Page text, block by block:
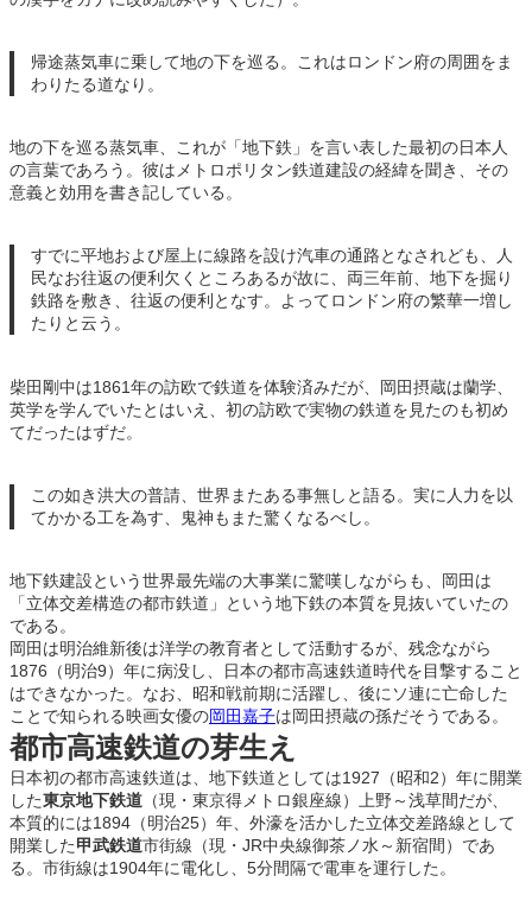
帰途蒸気車に乗して地の下を巡る。これはロンドン府の周囲をま
わりたる道なり。
地の下を巡る蒸気車、これが「地下鉄」を言い表した最初の日本人
の言葉であろう。彼はメトロポリタン鉄道建設の経緯を聞き、その
意義と効用を書き記している。
すでに平地および屋上に線路を設け汽車の通路となされども、人
民なお往返の便利欠くところあるが故に、両三年前、地下を掘り
鉄路を敷き、往返の便利となす。よってロンドン府の繁華一増し
たりと云う。
柴田剛中は1861年の訪欧で鉄道を体験済みだが、岡田摂蔵は蘭学、
英学を学んでいたとはいえ、初の訪欧で実物の鉄道を見たのも初め
てだったはずだ。
この如き洪大の普請、世界またある事無しと語る。実に人力を以
てかかる工を為す、鬼神もまた驚くなるべし。
地下鉄建設という世界最先端の大事業に驚嘆しながらも、岡田は
「立体交差構造の都市鉄道」という地下鉄の本質を見抜いていたの
である。
岡田は明治維新後は洋学の教育者として活動するが、残念ながら
1876（明治9）年に病没し、日本の都市高速鉄道時代を目撃すること
はできなかった。なお、昭和戦前期に活躍し、後にソ連に亡命した
ことで知られる映画女優の岡田嘉子は岡田摂蔵の孫だそうである。
都市高速鉄道の芽生え
日本初の都市高速鉄道は、地下鉄道としては1927（昭和2）年に開業
した東京地下鉄道 （現・東京得メトロ銀座線）上野～浅草間だが、
本質的には1894（明治25）年、外濠を活かした立体交差路線として
開業した甲武鉄道市街線（現・JR中央線御茶ノ水～新宿間）であ
る。市街線は1904年に電化し、5分間隔で電車を運行した。